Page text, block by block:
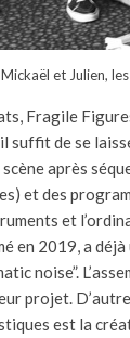
Mickaël et Julien,
Fragile
il suffit de se
après
et des
et
en 2019, a
noise”.
projet.
est la